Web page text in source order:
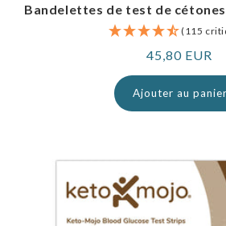
Bandelettes de test de
(115
Prix
normal
45,80 EUR
Ajouter au panier